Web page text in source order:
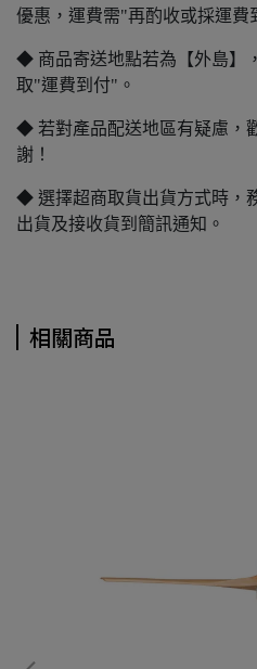
優惠，運費需"再酌收或採運費
◆ 商品寄送地點若為【外島】
取"運費到付"。
◆ 若對產品配送地區有疑慮，
謝！
◆ 選擇超商取貨出貨方式時，
出貨及接收貨到簡訊通知。
相關商品